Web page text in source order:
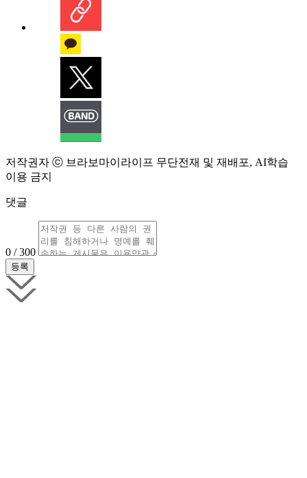
저작권자 ⓒ 브라보마이라이프 무단전재 및 재배포, AI학습
이용 금지
댓글
0 / 300